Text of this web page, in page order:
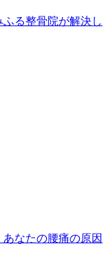
る整骨院が解決し
なたの腰痛の原因